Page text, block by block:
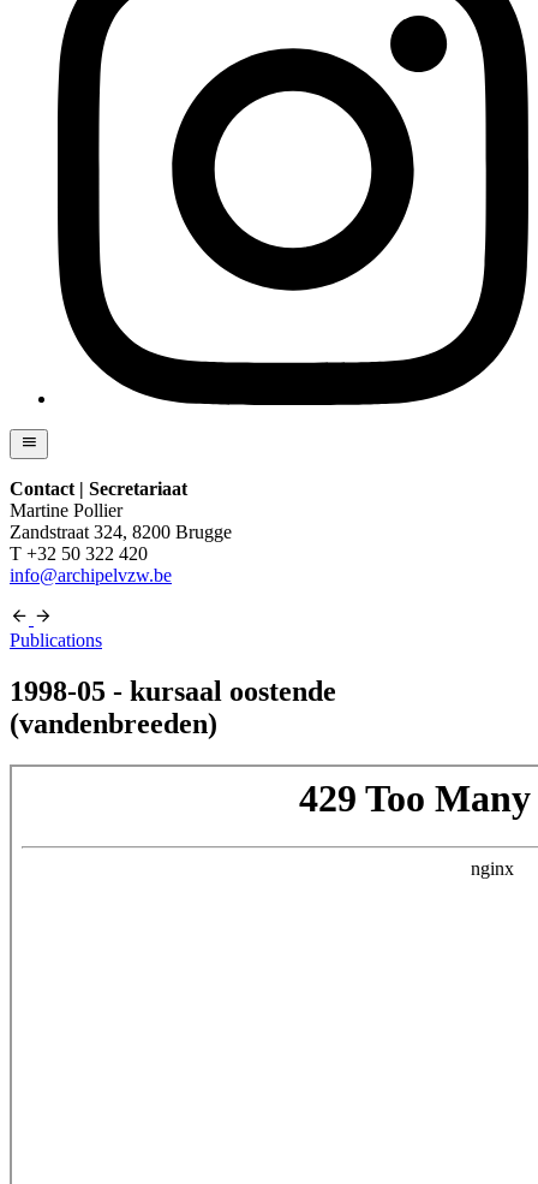
Contact | Secretariaat
Martine Pollier
Zandstraat 324, 8200 Brugge
T +32 50 322 420
info@archipelvzw.be
Publications
1998-05 - kursaal oostende
(vandenbreeden)